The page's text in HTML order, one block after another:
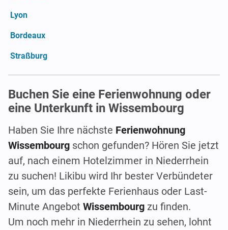
Lyon
Bordeaux
Straßburg
Buchen Sie eine Ferienwohnung oder
eine Unterkunft in Wissembourg
Haben Sie Ihre nächste Ferienwohnung
Wissembourg schon gefunden? Hören Sie jetzt
auf, nach einem Hotelzimmer in Niederrhein
zu suchen! Likibu wird Ihr bester Verbündeter
sein, um das perfekte Ferienhaus oder Last-
Minute Angebot Wissembourg zu finden.
Um noch mehr in Niederrhein zu sehen, lohnt